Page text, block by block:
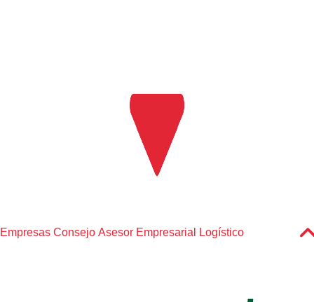
Empresas Consejo Asesor Empresarial Logístico